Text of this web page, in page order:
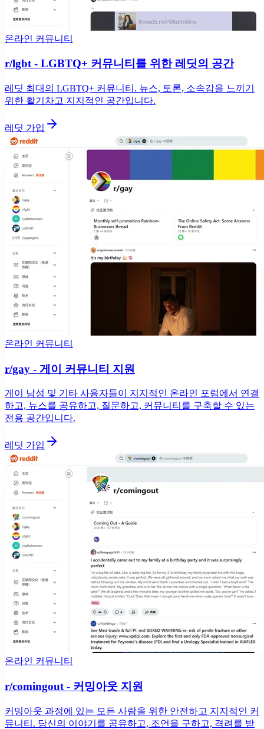
온라인 커뮤니티
r/lgbt - LGBTQ+ 커뮤니티를 위한 레딧의 공간
레딧 최대의 LGBTQ+ 커뮤니티. 뉴스, 토론, 소속감을 느끼기
위한 활기차고 지지적인 공간입니다.
레딧 가입
온라인 커뮤니티
r/gay - 게이 커뮤니티 지원
게이 남성 및 기타 사용자들이 지지적인 온라인 포럼에서 연결
하고, 뉴스를 공유하고, 질문하고, 커뮤니티를 구축할 수 있는
전용 공간입니다.
레딧 가입
온라인 커뮤니티
r/comingout - 커밍아웃 지원
커밍아웃 과정에 있는 모든 사람을 위한 안전하고 지지적인 커
뮤니티. 당신의 이야기를 공유하고, 조언을 구하고, 격려를 받